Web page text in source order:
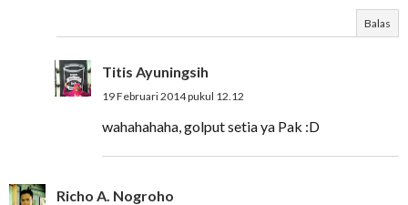
Balas
Titis Ayuningsih
19 Februari 2014 pukul 12.12
wahahahaha, golput setia ya Pak :D
Richo A. Nogroho